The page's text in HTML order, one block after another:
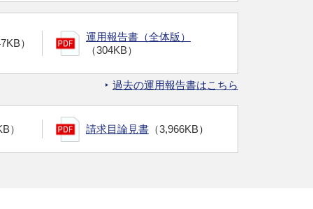
）
運用報告書（全体版）
（304KB）
過去の運用報告書はこちら
） 請求目論見書 （3,966KB）